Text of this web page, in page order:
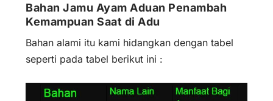
Bahan Jamu Ayam Aduan Penambah
Kemampuan Saat di Adu
Bahan alami itu kami hidangkan dengan tabel
seperti pada tabel berikut ini :